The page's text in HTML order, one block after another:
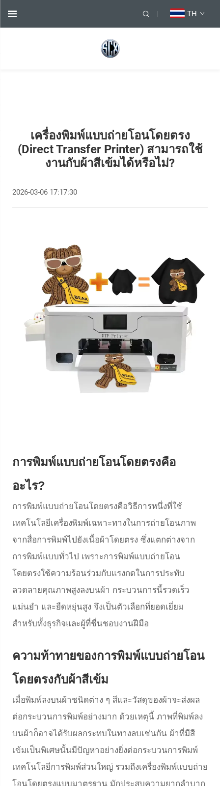
TH
เครื่องพิมพ์แบบถ่ายโอนโดยตรง
(Direct Transfer Printer) สามารถใช้
งานกับผ้าสีเข้มได้หรือไม่?
2026-03-06 17:17:30
การพิมพ์แบบถ่ายโอนโดยตรงคือ
อะไร?
การพิมพ์แบบถ่ายโอนโดยตรงคือวิธีการหนึ่งที่ใช้
เทคโนโลยีเครื่องพิมพ์เฉพาะทางในการถ่ายโอนภาพ
จากสื่อการพิมพ์ไปยังเนื้อผ้าโดยตรง ซึ่งแตกต่างจาก
การพิมพ์แบบทั่วไป เพราะการพิมพ์แบบถ่ายโอน
โดยตรงใช้ความร้อนร่วมกับแรงกดในการประทับ
ลวดลายคุณภาพสูงลงบนผ้า กระบวนการนี้รวดเร็ว
แม่นยำ และยืดหยุ่นสูง จึงเป็นตัวเลือกที่ยอดเยี่ยม
สำหรับทั้งธุรกิจและผู้ที่ชื่นชอบงานฝีมือ
ความท้าทายของการพิมพ์แบบถ่ายโอน
โดยตรงกับผ้าสีเข้ม
เมื่อพิมพ์ลงบนผ้าชนิดต่าง ๆ สีและวัสดุของผ้าจะส่งผล
ต่อกระบวนการพิมพ์อย่างมาก ด้วยเหตุนี้ ภาพที่พิมพ์ลง
บนผ้าก็อาจได้รับผลกระทบในทางลบเช่นกัน ผ้าที่มีสี
เข้มเป็นพิเศษนั้นมีปัญหาอย่างยิ่งต่อกระบวนการพิมพ์
เทคโนโลยีการพิมพ์ส่วนใหญ่ รวมถึงเครื่องพิมพ์แบบถ่าย
โอนโดยตรงแบบมาตรฐาน มักประสบความยากลำบาก